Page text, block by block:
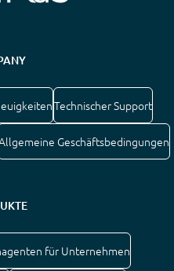
Technischer Support
Geschäftsbedingungen
für Unternehmen